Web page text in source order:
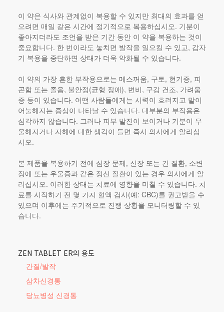
이 약은 식사와 관계없이 복용할 수 있지만 최대의 효과를 얻
으려면 매일 같은 시간에 정기적으로 복용하십시오. 기분이
좋아지더라도 조언을 받은 기간 동안 이 약을 복용하는 것이
중요합니다. 한 번이라도 놓치면 발작을 일으킬 수 있고, 갑자
기 복용을 중단하면 상태가 더욱 악화될 수 있습니다.
이 약의 가장 흔한 부작용으로는 메스꺼움, 구토, 현기증, 피
곤함 또는 졸음, 불안정(균형 장애), 변비, 구강 건조, 가려움
증 등이 있습니다. 어떤 사람들에게는 시력이 흐려지고 말이
어눌해지는 증상이 나타날 수 있습니다. 대부분의 부작용은
심각하지 않습니다. 그러나 피부 발진이 보이거나 기분이 우
울해지거나 자해에 대한 생각이 들면 즉시 의사에게 알리십
시오.
본 제품을 복용하기 전에 심장 문제, 신장 또는 간 질환, 소변
장애 또는 우울증과 같은 정신 질환이 있는 경우 의사에게 알
리십시오. 이러한 상태는 치료에 영향을 미칠 수 있습니다. 치
료를 시작하기 전 몇 가지 혈액 검사(예: CBC)를 권고받을 수
있으며 이후에는 주기적으로 진행 상황을 모니터링할 수 있
습니다.
ZEN TABLET ER의 용도
간질/발작
삼차신경통
당뇨병성 신경통